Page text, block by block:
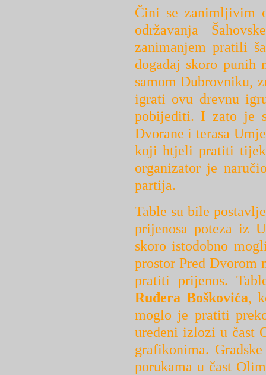
Čini se zanimljivim
održavanja
zanimanjem pratili
događaj skoro punih
samom Dubrovniku,
igrati ovu drevnu
pobijediti. I zato je
Dvorane i terasa
koji htjeli pratiti tijek
organizator je
partija.
Table su bile
prijenosa poteza iz
skoro istodobno
prostor Pred
pratiti prijenos.
Ruđera Boškovića,
moglo je pratiti
uređeni izlozi u čast
grafikonima.
porukama u čast